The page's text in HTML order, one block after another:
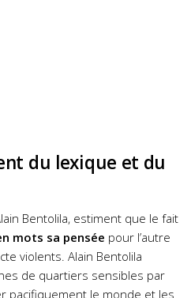
du lexique et du
Bentolila, estiment que le fait
mots sa pensée pour l’autre
violents. Alain Bentolila
de quartiers sensibles par
pacifiquement le monde et les